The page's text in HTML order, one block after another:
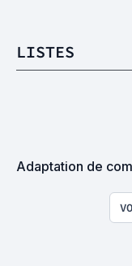
LISTES
Adaptation de